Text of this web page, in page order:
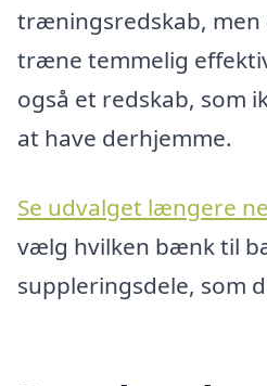
træningsredskab,
træne temmelig
også et redskab, som
at have derhjemme.
Se udvalget længere
vælg hvilken bænk til
suppleringsdele, som